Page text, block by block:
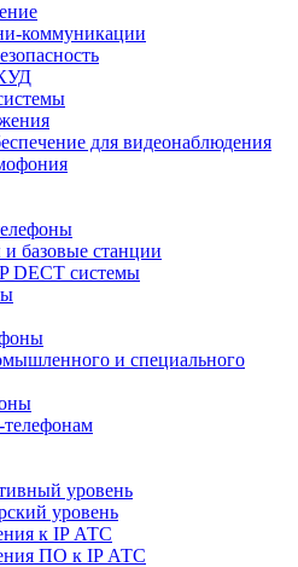
коммуникации
для видеонаблюдения
базовые станции
DECT системы
и специального
уровень
уровень
к IP АТС
ПО к IP АТС